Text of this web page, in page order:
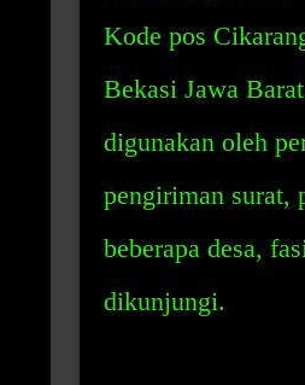
Kode pos
Bekasi Jawa
digunakan oleh
pengiriman surat,
beberapa desa,
dikunjungi.